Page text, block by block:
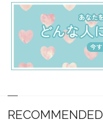
RECOMMENDED